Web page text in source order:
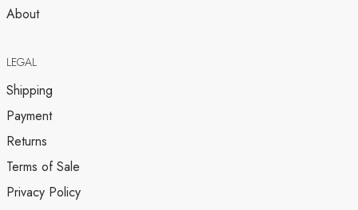
About
LEGAL
Shipping
Payment
Returns
Terms of Sale
Privacy Policy